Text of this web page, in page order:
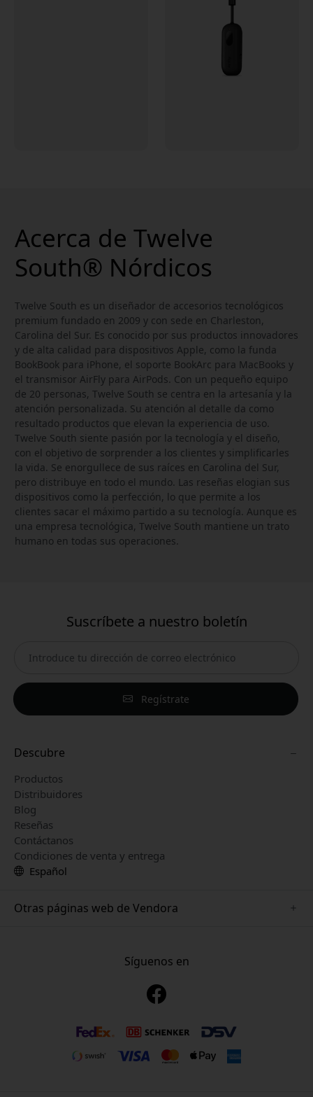
Acerca de Twelve
South® Nórdicos
Twelve South es un diseñador de accesorios tecnológicos
premium fundado en 2009 y con sede en Charleston,
Carolina del Sur. Es conocido por sus productos innovadores
y de alta calidad para dispositivos Apple, como la funda
BookBook para iPhone, el soporte BookArc para MacBooks y
el transmisor AirFly para AirPods. Con un pequeño equipo
de 20 personas, Twelve South se centra en la artesanía y la
atención personalizada. Su atención al detalle da como
resultado productos que elevan la experiencia de uso.
Twelve South siente pasión por la tecnología y el diseño,
con el objetivo de sorprender a los clientes y simplificarles
la vida. Se enorgullece de sus raíces en Carolina del Sur,
pero distribuye en todo el mundo. Las reseñas elogian sus
dispositivos como la perfección, lo que permite a los
clientes sacar el máximo partido a su tecnología. Aunque es
una empresa tecnológica, Twelve South mantiene un trato
humano en todas sus operaciones.
Suscríbete a nuestro boletín
Regístrate
Descubre
Productos
Distribuidores
Blog
Reseñas
Contáctanos
Condiciones de venta y entrega
Español
Otras páginas web de Vendora
www.pipetto.se
Síguenos en